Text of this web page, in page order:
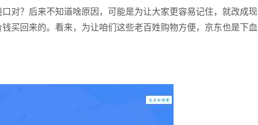
对？后来不知道啥原因，可能是为让大家更容易记住，就改成现
买回来的。看来，为让咱们这些老百姓购物方便，京东也是下血